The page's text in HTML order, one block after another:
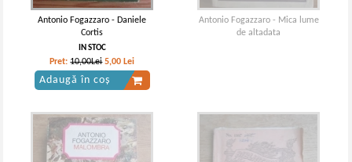
Antonio Fogazzaro - Daniele
Cortis
IN STOC
Pret:10,00Lei 5,00 Lei
Adaugă în coș
Antonio Fogazzaro - Mica lume
de altadata